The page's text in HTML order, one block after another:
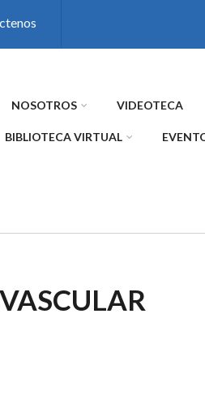
NOSOTROS VIDEOTECA
BIBLIOTECA VIRTUAL